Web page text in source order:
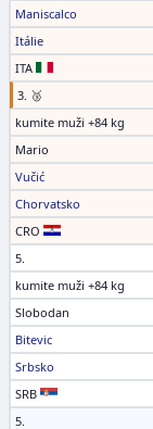
Maniscalco
Itálie
ITA
3. 🥉
kumite muži +84 kg
Mario
Vučić
Chorvatsko
CRO
5.
kumite muži +84 kg
Slobodan
Bitevic
Srbsko
SRB
5.